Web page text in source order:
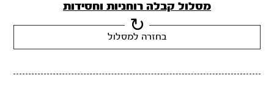
מסלול קבלה רוחניות וחסידות
בחזרה למסלול